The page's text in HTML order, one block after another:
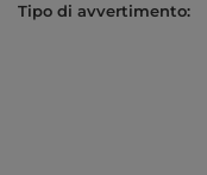
Tipo di avvertimento